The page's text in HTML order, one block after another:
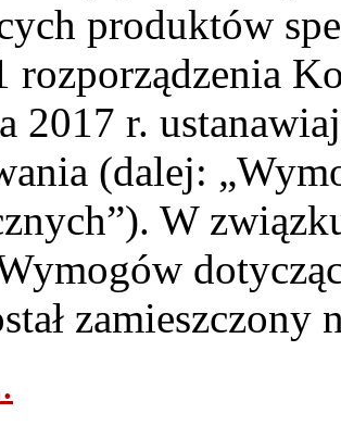
produktów
rozporządzenia
2017 r.
(dalej:
W
zamieszczony